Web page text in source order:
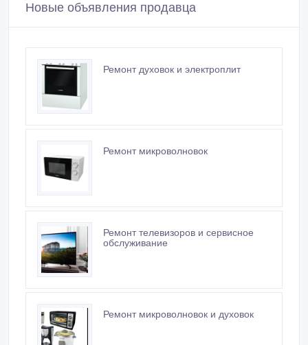
Новые объявления продавца
Ремонт духовок и электроплит
Ремонт микроволновок
Ремонт телевизоров и сервисное
обслуживание
Ремонт микроволновок и духовок